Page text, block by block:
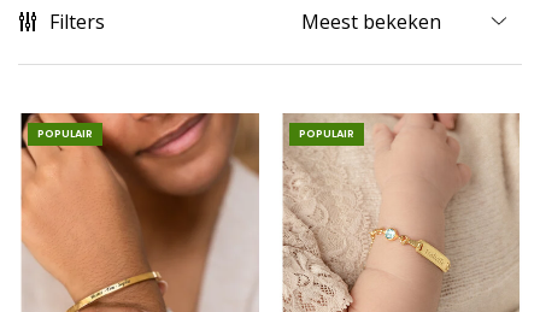
Filters
POPULAIR POPULAIR